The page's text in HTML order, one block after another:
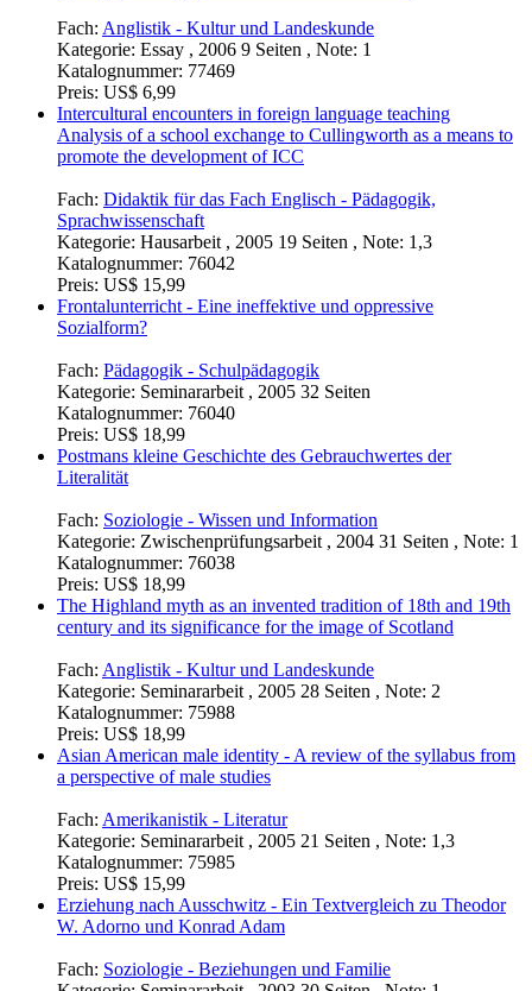
Fach: Anglistik - Kultur und Landeskunde
Kategorie: Essay , 2006 9 Seiten , Note: 1
Katalognummer: 77469
Preis: US$ 6,99
Intercultural encounters in foreign language teaching
Analysis of a school exchange to Cullingworth as a means to
promote the development of ICC
Fach: Didaktik für das Fach Englisch - Pädagogik,
Sprachwissenschaft
Kategorie: Hausarbeit , 2005 19 Seiten , Note: 1,3
Katalognummer: 76042
Preis: US$ 15,99
Frontalunterricht - Eine ineffektive und oppressive
Sozialform?
Fach: Pädagogik - Schulpädagogik
Kategorie: Seminararbeit , 2005 32 Seiten
Katalognummer: 76040
Preis: US$ 18,99
Postmans kleine Geschichte des Gebrauchwertes der
Literalität
Fach: Soziologie - Wissen und Information
Kategorie: Zwischenprüfungsarbeit , 2004 31 Seiten , Note: 1
Katalognummer: 76038
Preis: US$ 18,99
The Highland myth as an invented tradition of 18th and 19th
century and its significance for the image of Scotland
Fach: Anglistik - Kultur und Landeskunde
Kategorie: Seminararbeit , 2005 28 Seiten , Note: 2
Katalognummer: 75988
Preis: US$ 18,99
Asian American male identity - A review of the syllabus from
a perspective of male studies
Fach: Amerikanistik - Literatur
Kategorie: Seminararbeit , 2005 21 Seiten , Note: 1,3
Katalognummer: 75985
Preis: US$ 15,99
Erziehung nach Ausschwitz - Ein Textvergleich zu Theodor
W. Adorno und Konrad Adam
Fach: Soziologie - Beziehungen und Familie